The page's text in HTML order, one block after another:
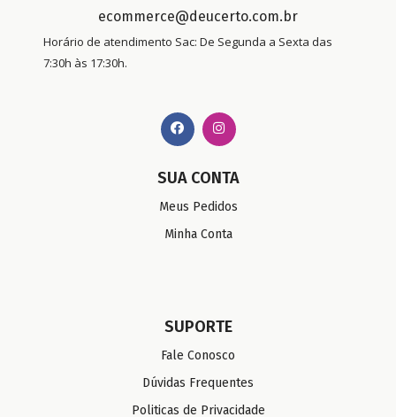
ecommerce@deucerto.com.br
Horário de atendimento Sac: De Segunda a Sexta das
7:30h às 17:30h.
SUA CONTA
Meus Pedidos
Minha Conta
SUPORTE
Fale Conosco
Dúvidas Frequentes
Politicas de Privacidade